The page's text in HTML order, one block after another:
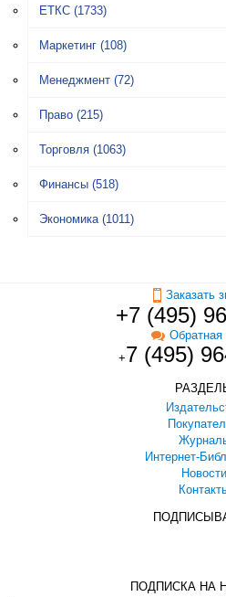
ЕТКС (1733)
Маркетинг (108)
Менеджмент (72)
Право (215)
Торговля (1063)
Финансы (518)
Экономика (1011)
Заказать
+7 (495)
Обратная
+7 (495)
Интернет-
Новости
ПОДПИСКА НА